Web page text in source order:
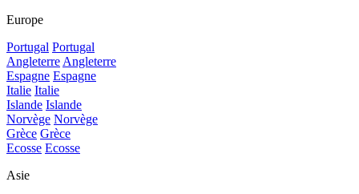
Europe
Portugal Portugal
Angleterre Angleterre
Espagne Espagne
Italie Italie
Islande Islande
Norvège Norvège
Grèce Grèce
Ecosse Ecosse
Asie